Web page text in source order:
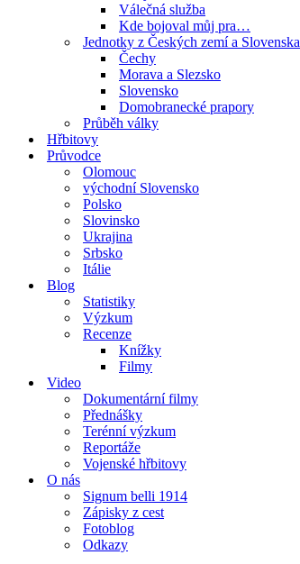
Válečná služba
Kde bojoval můj pra…
Jednotky z Českých zemí a Slovenska
Čechy
Morava a Slezsko
Slovensko
Domobranecké prapory
Průběh války
Hřbitovy
Průvodce
Olomouc
východní Slovensko
Polsko
Slovinsko
Ukrajina
Srbsko
Itálie
Blog
Statistiky
Výzkum
Recenze
Knížky
Filmy
Video
Dokumentární filmy
Přednášky
Terénní výzkum
Reportáže
Vojenské hřbitovy
O nás
Signum belli 1914
Zápisky z cest
Fotoblog
Odkazy